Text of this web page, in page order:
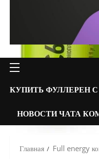
ОСНОВНОЕ
МЕНЮ
КУПИТЬ ФУЛЛЕРЕН
НОВОСТИ ЧАТА
Главная Full energy